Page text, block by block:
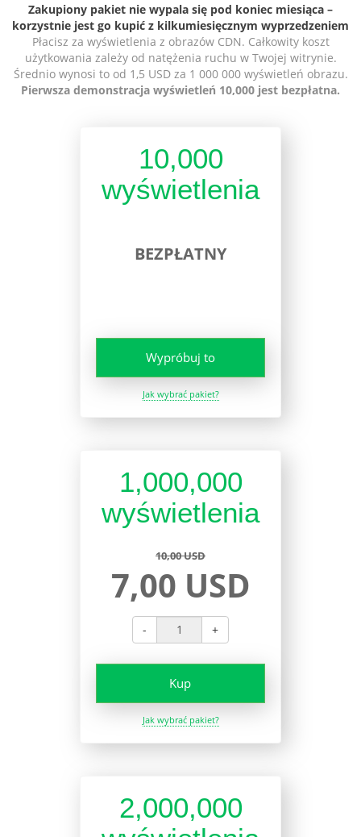
Zakupiony pakiet nie wypala się pod koniec miesiąca –
korzystnie jest go kupić z kilkumiesięcznym wyprzedzeniem
Płacisz za wyświetlenia z obrazów CDN. Całkowity koszt
użytkowania zależy od natężenia ruchu w Twojej witrynie.
Średnio wynosi to od 1,5 USD za 1 000 000 wyświetleń obrazu.
Pierwsza demonstracja wyświetleń 10,000 jest bezpłatna.
10,000
wyświetlenia
BEZPŁATNY
Wypróbuj to
Jak wybrać pakiet?
1,000,000
wyświetlenia
10,00 USD
7,00 USD
- +
Kup
Jak wybrać pakiet?
2,000,000